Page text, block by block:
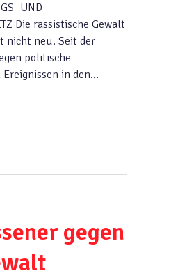
UND
Die rassistische Gewalt
nicht neu. Seit der
politische
in den…
gegen